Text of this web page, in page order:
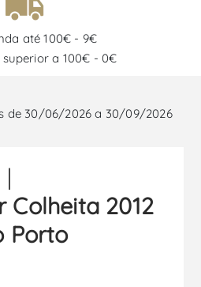
até 100€ - 9€
a 100€ - 0€
de 30/06/2026 a 30/09/2026
Colheita 2012
Porto